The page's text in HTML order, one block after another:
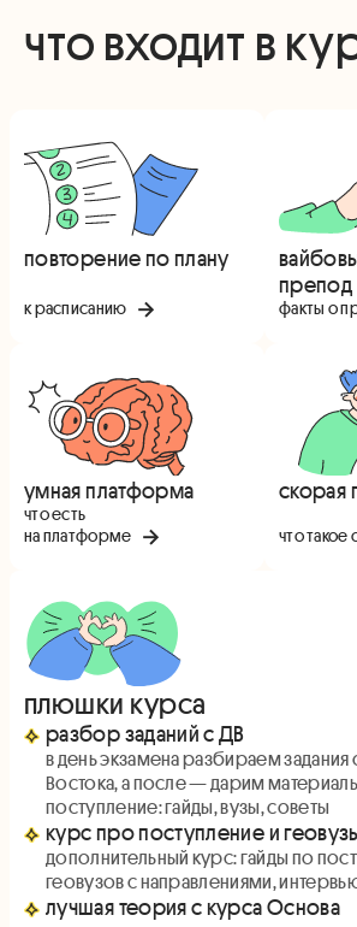
что входит в
повторение по плану
к расписанию
препод
факты о
умная платформа
что есть
на платформе
скорая
что
плюшки курса
разбор заданий с ДВ
в день экзамена разбираем задания
Востока, а после — дарим
поступление: гайды, вузы, советы
курс про поступление и
дополнительный курс: гайды по
геовузов с направлениями,
лучшая теория с курса Основа